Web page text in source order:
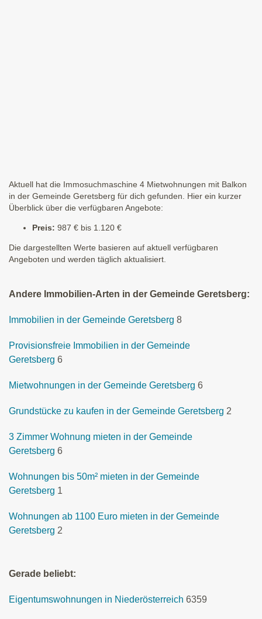
Aktuell hat die Immosuchmaschine 4 Mietwohnungen mit Balkon
in der Gemeinde Geretsberg für dich gefunden. Hier ein kurzer
Überblick über die verfügbaren Angebote:
Preis: 987 € bis 1.120 €
Die dargestellten Werte basieren auf aktuell verfügbaren
Angeboten und werden täglich aktualisiert.
Andere Immobilien-Arten in der Gemeinde Geretsberg:
Immobilien in der Gemeinde Geretsberg 8
Provisionsfreie Immobilien in der Gemeinde
Geretsberg 6
Mietwohnungen in der Gemeinde Geretsberg 6
Grundstücke zu kaufen in der Gemeinde Geretsberg 2
3 Zimmer Wohnung mieten in der Gemeinde
Geretsberg 6
Wohnungen bis 50m² mieten in der Gemeinde
Geretsberg 1
Wohnungen ab 1100 Euro mieten in der Gemeinde
Geretsberg 2
Gerade beliebt:
Eigentumswohnungen in Niederösterreich 6359